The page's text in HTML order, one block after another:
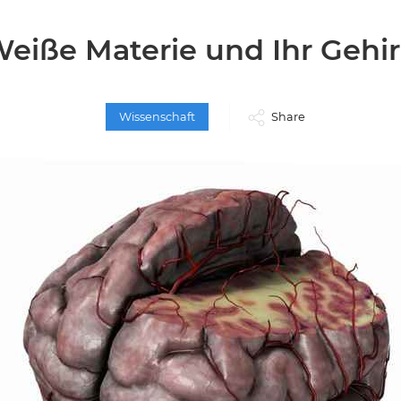
Materie und Ihr
Wissenschaft Share